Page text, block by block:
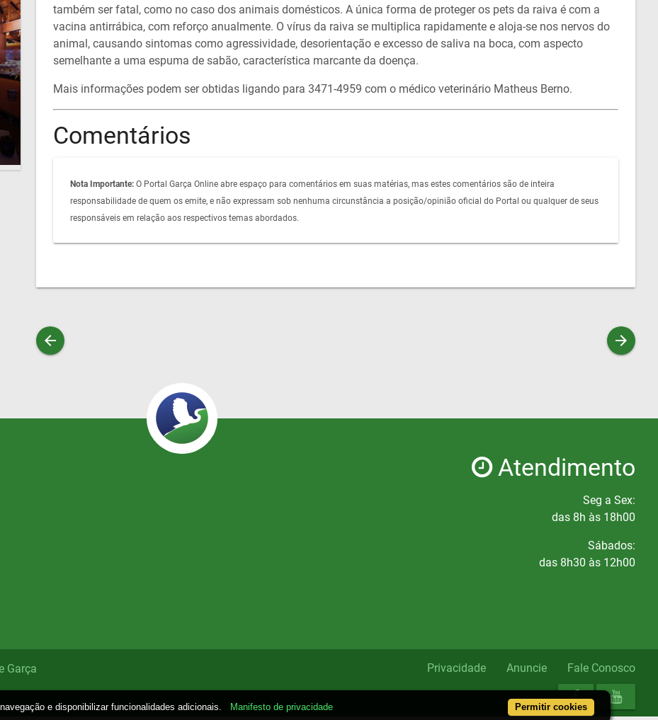
também ser fatal, como no caso dos animais domésticos. A única forma de proteger os pets da raiva é com a
vacina antirrábica, com reforço anualmente. O vírus da raiva se multiplica rapidamente e aloja-se nos nervos do
animal, causando sintomas como agressividade, desorientação e excesso de saliva na boca, com aspecto
semelhante a uma espuma de sabão, característica marcante da doença.
Mais informações podem ser obtidas ligando para 3471-4959 com o médico veterinário Matheus Berno.
Comentários
Nota Importante: O Portal Garça Online abre espaço para comentários em suas matérias, mas estes comentários são de inteira
responsabilidade de quem os emite, e não expressam sob nenhuma circunstância a posição/opinião oficial do Portal ou qualquer de seus
responsáveis em relação aos respectivos temas abordados.
arrow_back arrow_forward
Atendimento
Seg a Sex:
das 8h às 18h00
Sábados:
das 8h30 às 12h00
Garça Privacidade Anuncie Fale Conosco
e disponibilizar funcionalidades adicionais. Manifesto de privacidade Permitir cookies